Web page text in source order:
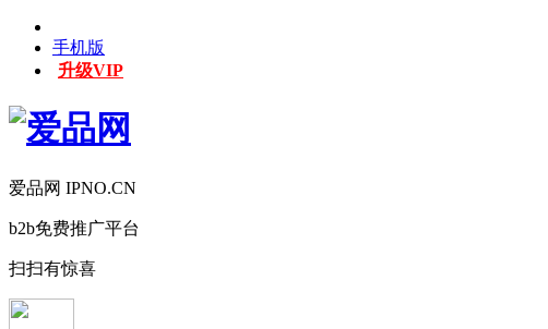
手机版
升级VIP
爱品网 IPNO.CN
b2b免费推广平台
扫扫有惊喜